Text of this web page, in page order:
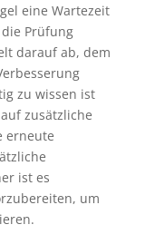
eine Wartezeit
Prüfung
darauf ab, dem
zu wissen ist
zusätzliche
erneute
ist es
um